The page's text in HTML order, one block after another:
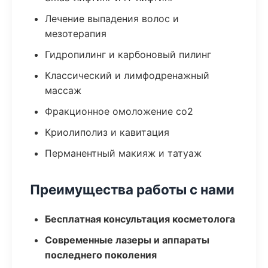
Лечение выпадения волос и
мезотерапия
Гидропилинг и карбоновый пилинг
Классический и лимфодренажный
массаж
Фракционное омоложение co2
Криолиполиз и кавитация
Перманентный макияж и татуаж
Преимущества работы с нами
Бесплатная консультация косметолога
Современные лазеры и аппараты
последнего поколения